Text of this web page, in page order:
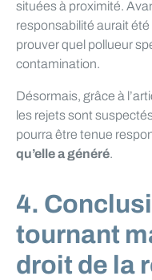
situées à proximité.
responsabilité aurait
prouver quel pollueur
contamination.
Désormais, grâce à
les rejets sont
pourra être tenue
qu’elle a généré.
4.
tournant
droit de la